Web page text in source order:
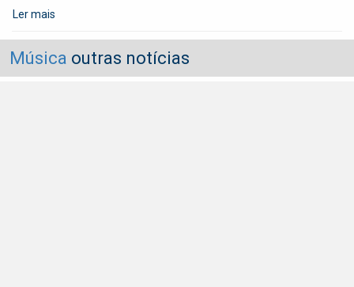
Ler mais
Música outras notícias